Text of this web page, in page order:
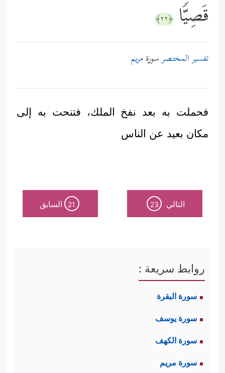
قَصِیࣰّا ﴿٢٢﴾
تفسير المختصرسورة مريم
فحملت به بعد نفخ الملك، فتنحت به إلى
مكان بعيد عن الناس
التالي 23
21 السابق
روابط سريعة :
سورة البقرة
سورة يوسف
سورة الكهف
سورة مريم